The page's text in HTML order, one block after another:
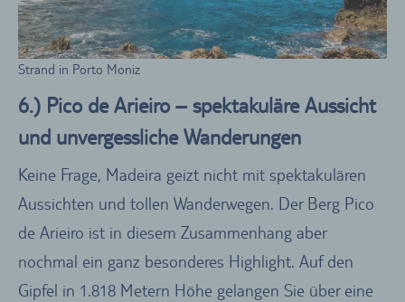
Strand in Porto Moniz
6.) Pico de Arieiro – spektakuläre Aussicht
und unvergessliche Wanderungen
Keine Frage, Madeira geizt nicht mit spektakulären
Aussichten und tollen Wanderwegen. Der Berg Pico
de Arieiro ist in diesem Zusammenhang aber
nochmal ein ganz besonderes Highlight. Auf den
Gipfel in 1.818 Metern Höhe gelangen Sie über eine